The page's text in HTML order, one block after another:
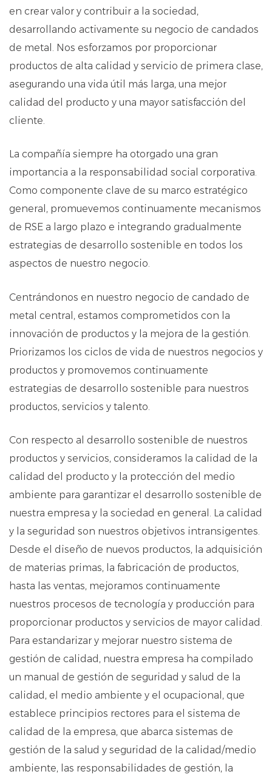
en crear valor y contribuir a la sociedad,
desarrollando activamente su negocio de candados
de metal. Nos esforzamos por proporcionar
productos de alta calidad y servicio de primera clase,
asegurando una vida útil más larga, una mejor
calidad del producto y una mayor satisfacción del
cliente.
La compañía siempre ha otorgado una gran
importancia a la responsabilidad social corporativa.
Como componente clave de su marco estratégico
general, promuevemos continuamente mecanismos
de RSE a largo plazo e integrando gradualmente
estrategias de desarrollo sostenible en todos los
aspectos de nuestro negocio.
Centrándonos en nuestro negocio de candado de
metal central, estamos comprometidos con la
innovación de productos y la mejora de la gestión.
Priorizamos los ciclos de vida de nuestros negocios y
productos y promovemos continuamente
estrategias de desarrollo sostenible para nuestros
productos, servicios y talento.
Con respecto al desarrollo sostenible de nuestros
productos y servicios, consideramos la calidad de la
calidad del producto y la protección del medio
ambiente para garantizar el desarrollo sostenible de
nuestra empresa y la sociedad en general. La calidad
y la seguridad son nuestros objetivos intransigentes.
Desde el diseño de nuevos productos, la adquisición
de materias primas, la fabricación de productos,
hasta las ventas, mejoramos continuamente
nuestros procesos de tecnología y producción para
proporcionar productos y servicios de mayor calidad.
Para estandarizar y mejorar nuestro sistema de
gestión de calidad, nuestra empresa ha compilado
un manual de gestión de seguridad y salud de la
calidad, el medio ambiente y el ocupacional, que
establece principios rectores para el sistema de
calidad de la empresa, que abarca sistemas de
gestión de la salud y seguridad de la calidad/medio
ambiente, las responsabilidades de gestión, la